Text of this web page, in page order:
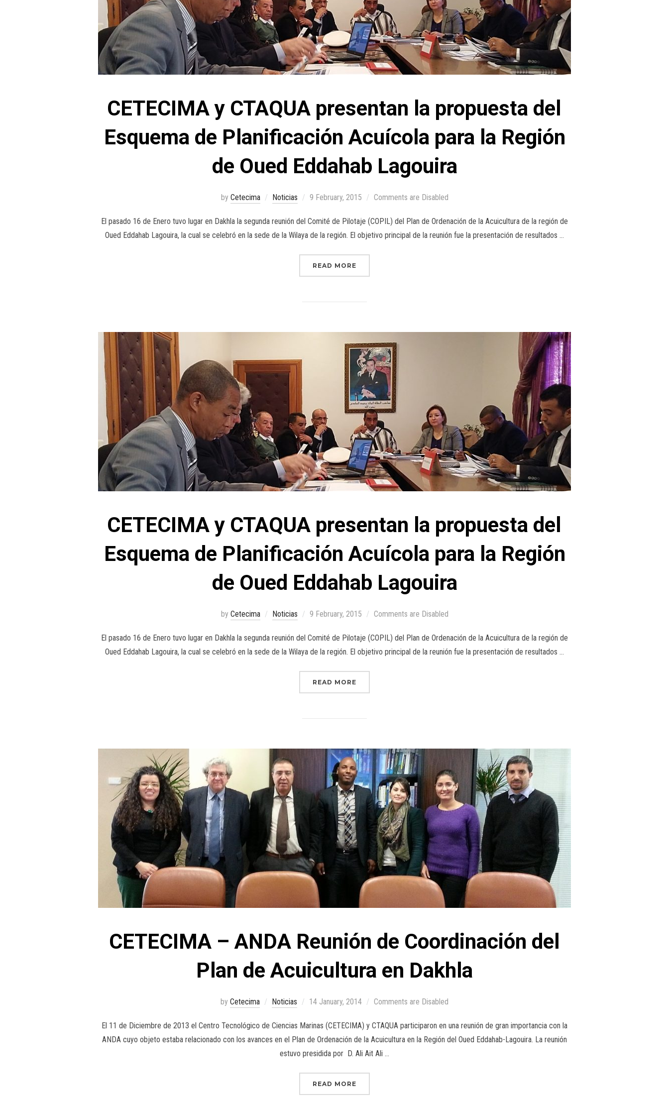
CETECIMA y CTAQUA presentan la propuesta del
Esquema de Planificación Acuícola para la Región
de Oued Eddahab Lagouira
by Cetecima Noticias 9 February, 2015 Comments are Disabled
El pasado 16 de Enero tuvo lugar en Dakhla la segunda reunión del Comité de Pilotaje (COPIL) del Plan de Ordenación de la Acuicultura de la región de
Oued Eddahab Lagouira, la cual se celebró en la sede de la Wilaya de la región. El objetivo principal de la reunión fue la presentación de resultados …
READ MORE
CETECIMA y CTAQUA presentan la propuesta del
Esquema de Planificación Acuícola para la Región
de Oued Eddahab Lagouira
by Cetecima Noticias 9 February, 2015 Comments are Disabled
El pasado 16 de Enero tuvo lugar en Dakhla la segunda reunión del Comité de Pilotaje (COPIL) del Plan de Ordenación de la Acuicultura de la región de
Oued Eddahab Lagouira, la cual se celebró en la sede de la Wilaya de la región. El objetivo principal de la reunión fue la presentación de resultados …
READ MORE
CETECIMA – ANDA Reunión de Coordinación del
Plan de Acuicultura en Dakhla
by Cetecima Noticias 14 January, 2014 Comments are Disabled
El 11 de Diciembre de 2013 el Centro Tecnológico de Ciencias Marinas (CETECIMA) y CTAQUA participaron en una reunión de gran importancia con la
ANDA cuyo objeto estaba relacionado con los avances en el Plan de Ordenación de la Acuicultura en la Región del Oued Eddahab-Lagouira. La reunión
estuvo presidida por D. Ali Ait Ali …
READ MORE